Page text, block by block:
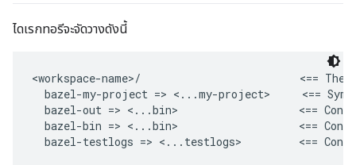
ไดเรกทอรีจะจัดวางดังนี้
<workspace-name>/                         <== The
bazel-my-project => <...my-project>     <==
bazel-out => <...bin>                   <==
bazel-bin => <...bin>                   <==
bazel-testlogs => <...testlogs>         <==